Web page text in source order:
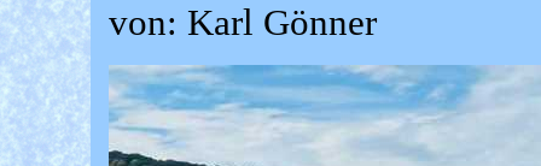
von: Karl Gönner